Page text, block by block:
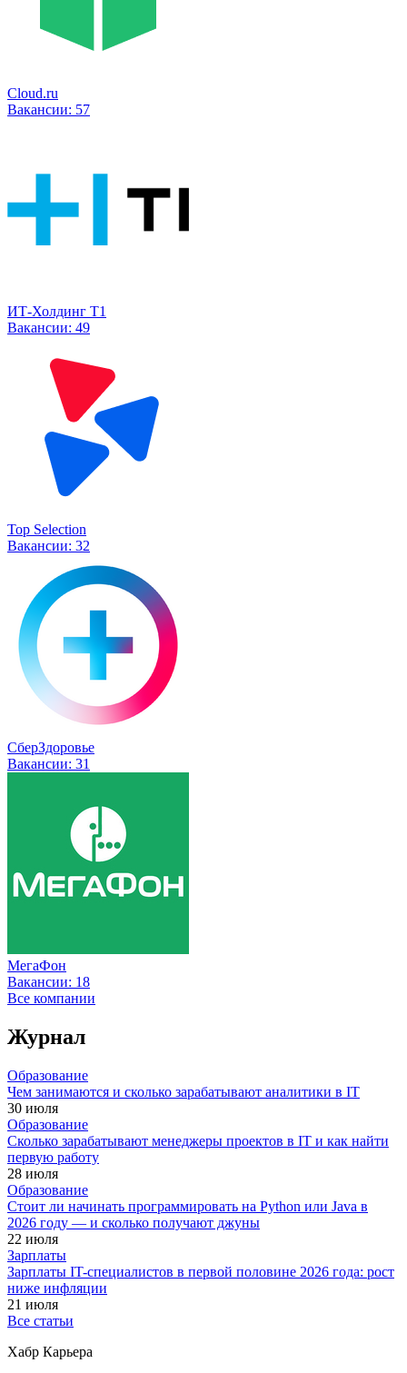
Cloud.ru
Вакансии: 57
ИТ-Холдинг Т1
Вакансии: 49
Top Selection
Вакансии: 32
СберЗдоровье
Вакансии: 31
МегаФон
Вакансии: 18
Все компании
Журнал
Образование
Чем занимаются и сколько зарабатывают аналитики в IT
30 июля
Образование
Сколько зарабатывают менеджеры проектов в IT и как найти
первую работу
28 июля
Образование
Стоит ли начинать программировать на Python или Java в
2026 году — и сколько получают джуны
22 июля
Зарплаты
Зарплаты IT-специалистов в первой половине 2026 года: рост
ниже инфляции
21 июля
Все статьи
Хабр Карьера